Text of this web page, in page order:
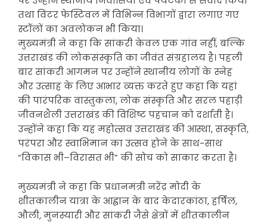
तथा विंटर फेस्टिवल में विभिन्न विभागों द्वारा लगाए गए
स्टॉलों का अवलोकन भी किया।
मुख्यमंत्री ने कहा कि सांकरी केवल एक गांव नहीं, बल्कि
उत्तराखंड की लोकसंस्कृति का जीवंत संग्रहालय है। पहली
बार सांकरी आगमन पर उन्होंने स्थानीय लोगों के स्नेह
और उत्साह के लिए आभार व्यक्त करते हुए कहा कि यहां
की पारंपरिक वास्तुकला, लोक संस्कृति और सरल पहाड़ी
जीवनशैली उत्तराखंड की विशिष्ट पहचान को दर्शाती है।
उन्होंने कहा कि यह महोत्सव उत्तराखंड की आस्था, संस्कृति,
परंपरा और स्वाभिमान का उत्सव होने के साथ-साथ
“विकास भी–विरासत भी” की सोच को साकार करता है।
मुख्यमंत्री ने कहा कि प्रधानमंत्री नरेंद्र मोदी के
शीतकालीन यात्रा के आह्वान के बाद केदारकांठा, हर्षिल,
औली, मुनस्यारी और सांकरी जैसे क्षेत्रों में शीतकालीन